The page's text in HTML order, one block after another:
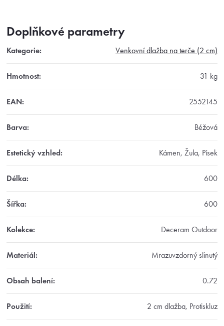
Doplňkové parametry
Kategorie: Venkovní dlažba na terče (2 cm)
Hmotnost: 31 kg
EAN: 2552145
Barva: Béžová
Estetický vzhled: Kámen, Žula, Písek
Délka: 600
Šířka: 600
Kolekce: Deceram Outdoor
Materiál: Mrazuvzdorný slinutý
Obsah balení: 0.72
Použití: 2 cm dlažba, Protiskluz